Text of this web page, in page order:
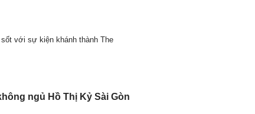
với sự kiện khánh thành The
ngủ Hồ Thị Kỷ Sài Gòn